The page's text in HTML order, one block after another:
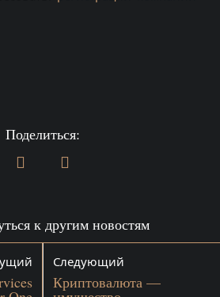
к другим новостям
Поделиться:
Следующий
Криптовалюта —